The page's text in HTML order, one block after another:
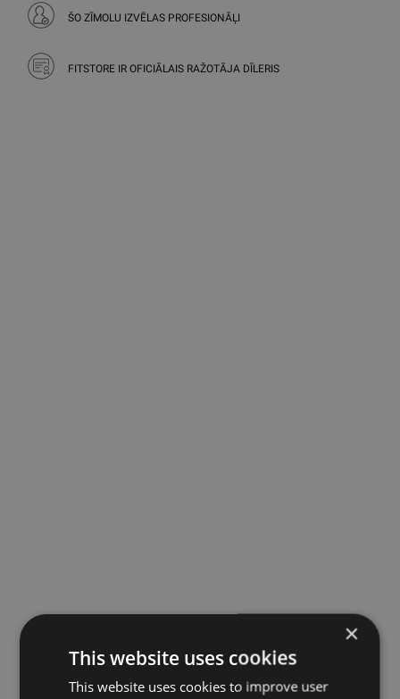
ŠO ZĪMOLU IZVĒLAS PROFESIONĀĻI
FITSTORE IR OFICIĀLAIS RAŽOTĀJA DĪLERIS
×
This website uses cookies
This website uses cookies to improve user